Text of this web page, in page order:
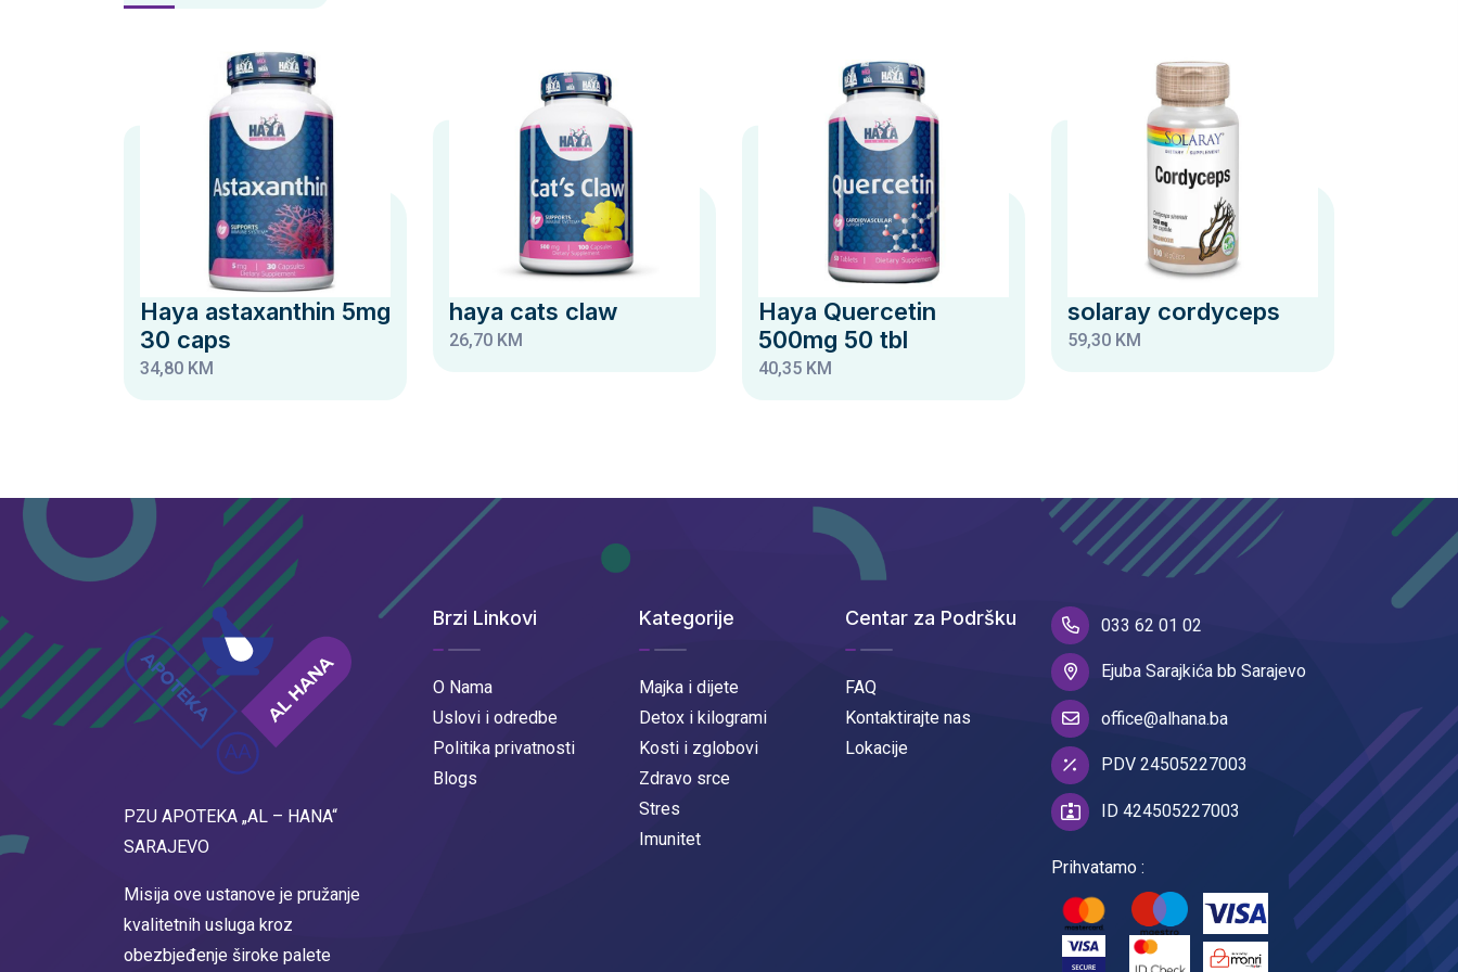
Haya astaxanthin 5mg
30 caps
34,80 KM
haya cats claw
26,70 KM
Haya Quercetin
500mg 50 tbl
40,35 KM
solaray cordyceps
59,30 KM
PZU APOTEKA „AL – HANA“
SARAJEVO
Misija ove ustanove je pružanje
kvalitetnih usluga kroz
obezbjeđenje široke palete
Brzi Linkovi
O Nama
Uslovi i odredbe
Politika privatnosti
Blogs
Kategorije
Majka i dijete
Detox i kilogrami
Kosti i zglobovi
Zdravo srce
Stres
Imunitet
Centar za Podršku
FAQ
Kontaktirajte nas
Lokacije
033 62 01 02
Ejuba Sarajkića bb Sarajevo
office@alhana.ba
PDV 24505227003
ID 424505227003
Prihvatamo :